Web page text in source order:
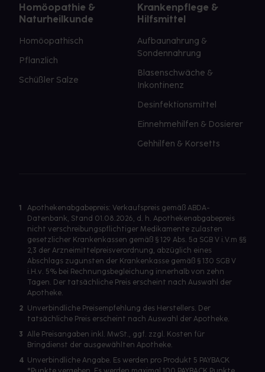
Homöopathie &
Naturheilkunde
Homöopathisch
Pflanzlich
Schüßler Salze
Krankenpflege &
Hilfsmittel
Aufbaunahrung &
Sondennahrung
Blasenschwäche &
Inkontinenz
Desinfektionsmittel
Einnehmehilfen & Dosierer
Gehhilfen & Korsetts
1
Apothekenabgabepreis: Verkaufspreis gemäß ABDA-
Datenbank, Stand 01.08.2026, d. h. Apothekenabgabepreis
nicht verschreibungspflichtiger Medikamente zulasten
gesetzlicher Krankenkassen gemäß § 129 Abs. 5a SGB V i.V.m §§
2,3 der Arzneimittelpreisverordnung, abzüglich eines
Abschlags zugunsten der Krankenkasse gemäß § 130 SGB V
i.H.v. 5% bei Rechnungsbegleichung innerhalb von zehn
Tagen. Der tatsächliche Preis erscheint nach Auswahl der
Apotheke.
2 Unverbindliche Preisempfehlung des Herstellers. Der
tatsächliche Preis erscheint nach Auswahl der Apotheke.
3 Alle Preisangaben inkl. MwSt., ggf. zzgl. Kosten für
Bringdienst der ausgewählten Apotheke.
4 Unverbindliche Angabe. Es werden pro Produkt 5 PAYBACK